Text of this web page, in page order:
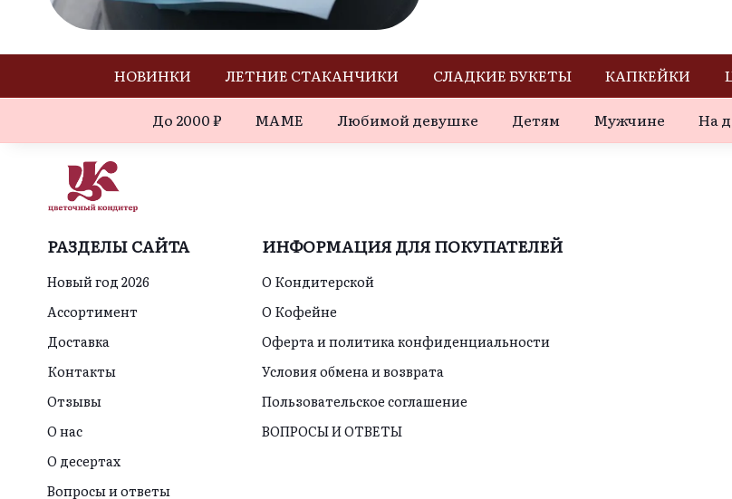
НОВИНКИ ЛЕТНИЕ СТАКАНЧИКИ СЛАДКИЕ БУКЕТЫ КАПКЕЙКИ
До 2000 ₽ МАМЕ Любимой девушке Детям Мужчине На
РАЗДЕЛЫ САЙТА
Новый год 2026
Ассортимент
Доставка
Контакты
Отзывы
О нас
О десертах
Вопросы и ответы
ИНФОРМАЦИЯ ДЛЯ ПОКУПАТЕЛЕЙ
О Кондитерской
О Кофейне
Оферта и политика конфиденциальности
Условия обмена и возврата
Пользовательское соглашение
ВОПРОСЫ И ОТВЕТЫ